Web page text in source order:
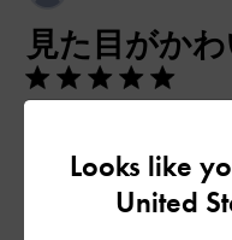
見た目がか
ローヒールなのもさっと
37/23.5cm |カラ
Looks like
United